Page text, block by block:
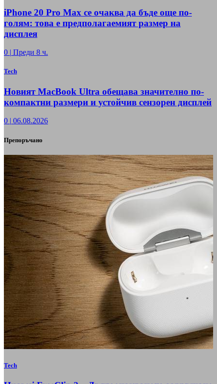
iPhone 20 Pro Max се очаква да бъде още по-
голям: това е предполагаемият размер на
дисплея
0 | Преди 8 ч.
Tech
Новият MacBook Ultra обещава значително по-
компактни размери и устойчив сензорен дисплей
0 | 06.08.2026
Препоръчано
Tech